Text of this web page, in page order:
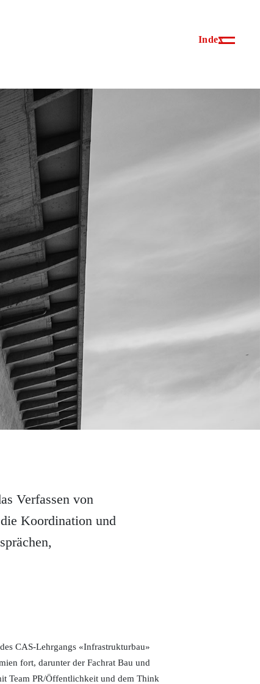
Verfassen von
Koordination und
CAS-Lehrgangs «Infrastrukturbau»
fort, darunter der Fachrat Bau und
Team PR/Öffentlichkeit und dem Think